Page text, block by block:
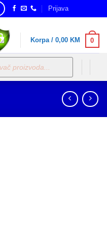
Prijava
Korpa / 0,00 KM 0